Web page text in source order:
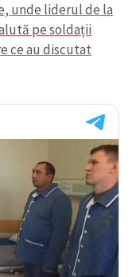
unde liderul de la
pe soldații
ce au discutat